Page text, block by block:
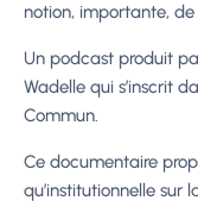
notion, importante, de
Un podcast produit
Wadelle qui s’inscrit
Commun.
Ce documentaire
qu’institutionnelle